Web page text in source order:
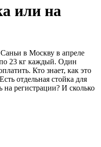
или на
в Москву в апреле
по 23 кг каждый. Один
Кто знает, как это
отдельная стойка для
на регистрации? И сколько